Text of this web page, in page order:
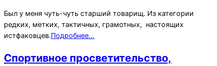
Был у меня чуть-чуть старший товарищ. Из категории
редких, метких, тактичных, грамотных, настоящих
истфаковцев.Подробнее…
Спортивное просветительство,